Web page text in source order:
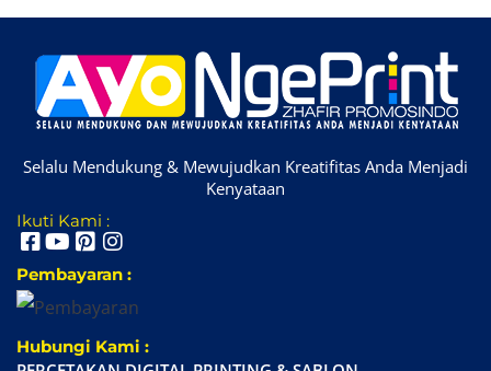
Selalu Mendukung & Mewujudkan Kreatifitas Anda Menjadi
Kenyataan
Ikuti Kami :
Pembayaran :
Hubungi Kami :